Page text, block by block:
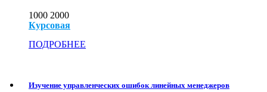
1000 2000
Курсовая
ПОДРОБНЕЕ
Изучение управленческих ошибок линейных менеджеров